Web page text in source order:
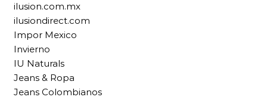
ilusion.com.mx
ilusiondirect.com
Impor Mexico
Invierno
IU Naturals
Jeans & Ropa
Jeans Colombianos